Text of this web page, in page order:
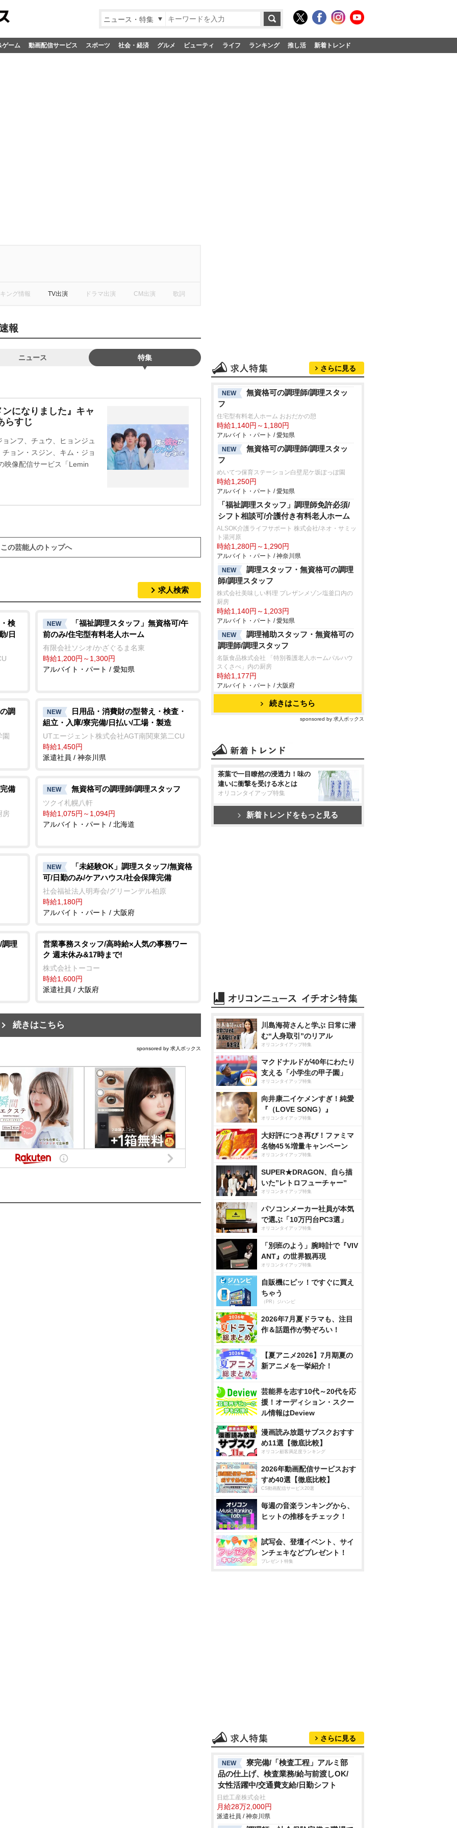
ニュース・特集
ゲーム 動画配信サービス スポーツ 社会・経済 グルメ ビューティ ライフ ランキング 推し活 新着トレンド
ング情報 TV出演 ドラマ出演 CM出演 歌詞
報
ニュース 特集
になりました』キャ
らすじ
ンフ、チュウ、ヒョンジュ
ョン・スジン、キム・ジョ
映像配信サービス「Lemin
この芸能人のトップへ
求人検索
検
/日
NEW
「福祉調理スタッフ」無資格可/午
前のみ/住宅型有料老人ホーム
有限会社ソシオ/かざぐるま名東
時給1,200円～1,300円
アルバイト・パート / 愛知県
調
園
NEW
日用品・消費財の型替え・検査・
組立・入庫/寮完備/日払い/工場・製造
UTエージェント株式会社AGT南関東第二CU
時給1,450円
派遣社員 / 神奈川県
備
房
NEW 無資格可の調理師/調理スタッフ
ツクイ札幌八軒
時給1,075円～1,094円
アルバイト・パート / 北海道
NEW
「未経験OK」調理スタッフ/無資格
可/日勤のみ/ケアハウス/社会保障完備
社会福祉法人明寿会/グリーンデル柏原
時給1,180円
アルバイト・パート / 大阪府
調理
営業事務スタッフ/高時給×人気の事務ワー
ク 週末休み&17時まで!
株式会社トーコー
時給1,600円
派遣社員 / 大阪府
続きはこちら
sponsored by 求人ボックス
さらに見る
NEW
無資格可の調理師/調理スタッ
フ
住宅型有料老人ホーム おおだかの憩
時給1,140円～1,180円
アルバイト・パート / 愛知県
NEW
無資格可の調理師/調理スタッ
フ
めいてつ保育ステーション白壁尼ケ坂ぽっぽ園
時給1,250円
アルバイト・パート / 愛知県
「福祉調理スタッフ」調理師免許必須/
シフト相談可/介護付き有料老人ホーム
ALSOK介護ライフサポート 株式会社/ネオ・サミッ
ト湯河原
時給1,280円～1,290円
アルバイト・パート / 神奈川県
NEW
調理スタッフ・無資格可の調理
師/調理スタッフ
株式会社美味しい料理 プレザンメゾン塩釜口内の
厨房
時給1,140円～1,203円
アルバイト・パート / 愛知県
NEW
調理補助スタッフ・無資格可の
調理師/調理スタッフ
名阪食品株式会社 「特別養護老人ホームパルハウ
スくさべ」内の厨房
時給1,177円
アルバイト・パート / 大阪府
続きはこちら
sponsored by 求人ボックス
茶葉で一目瞭然の浸透力！味の
違いに衝撃を受ける水とは
オリコンタイアップ特集
新着トレンドをもっと見る
川島海荷さんと学ぶ 日常に潜
む“人身取引”のリアル
オリコンタイアップ特集
マクドナルドが40年にわたり
支える「小学生の甲子園」
オリコンタイアップ特集
向井康二イケメンすぎ！純愛
『（LOVE SONG）』
オリコンタイアップ特集
大好評につき再び！ファミマ
名物45％増量キャンペーン
オリコンタイアップ特集
SUPER★DRAGON、自ら描
いた”レトロフューチャー”
オリコンタイアップ特集
パソコンメーカー社員が本気
で選ぶ「10万円台PC3選」
オリコンタイアップ特集
「別班のよう」腕時計で『VIV
ANT』の世界観再現
オリコンタイアップ特集
自販機にピッ！ですぐに買え
ちゃう
（PR）ジハンピ
2026年7月夏ドラマも、注目
作＆話題作が勢ぞろい！
【夏アニメ2026】7月期夏の
新アニメを一挙紹介！
芸能界を志す10代～20代を応
援！オーディション・スクー
ル情報はDeview
漫画読み放題サブスクおすす
め11選【徹底比較】
オリコン顧客満足度ランキング
2026年動画配信サービスおす
すめ40選【徹底比較】
CS動画配信サービス20選
毎週の音楽ランキングから、
ヒットの推移をチェック！
試写会、登壇イベント、サイ
ンチェキなどプレゼント！
プレゼント特集
さらに見る
NEW
寮完備/「検査工程」アルミ部
品の仕上げ、検査業務/給与前渡しOK/
女性活躍中/交通費支給/日勤シフト
日総工産株式会社
月給28万2,000円
派遣社員 / 神奈川県